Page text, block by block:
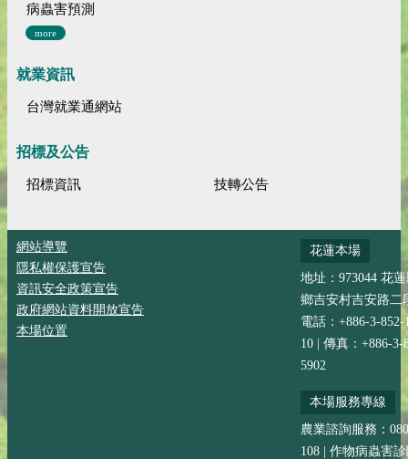
病蟲害預測
more
就業資訊
台灣就業通網站
招標及公告
招標資訊 技轉公告
網站導覽
隱私權保護宣告
資訊安全政策宣告
政府網站資料開放宣告
本場位置
花蓮本場
地址：973044 花
鄉吉安村吉安路二
電話：+886-3-852-
10 | 傳真：+886-3-
5902
本場服務專線
農業諮詢服務：
108 | 作物病蟲害